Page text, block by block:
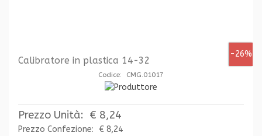
-26%
Calibratore in plastica 14-32
Codice: CMG.01017
Prezzo Unità: € 8,24
Prezzo Confezione:
€ 8,24